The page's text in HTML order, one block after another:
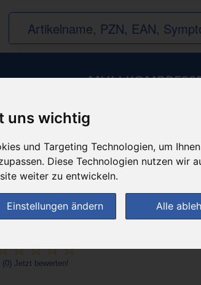
uns wichtig
und Targeting Technologien, um
Diese Technologien nutzen wir
weiter zu entwickeln.
Einstellungen ändern Alle
empfehlen
(0) Jetzt bewerten!